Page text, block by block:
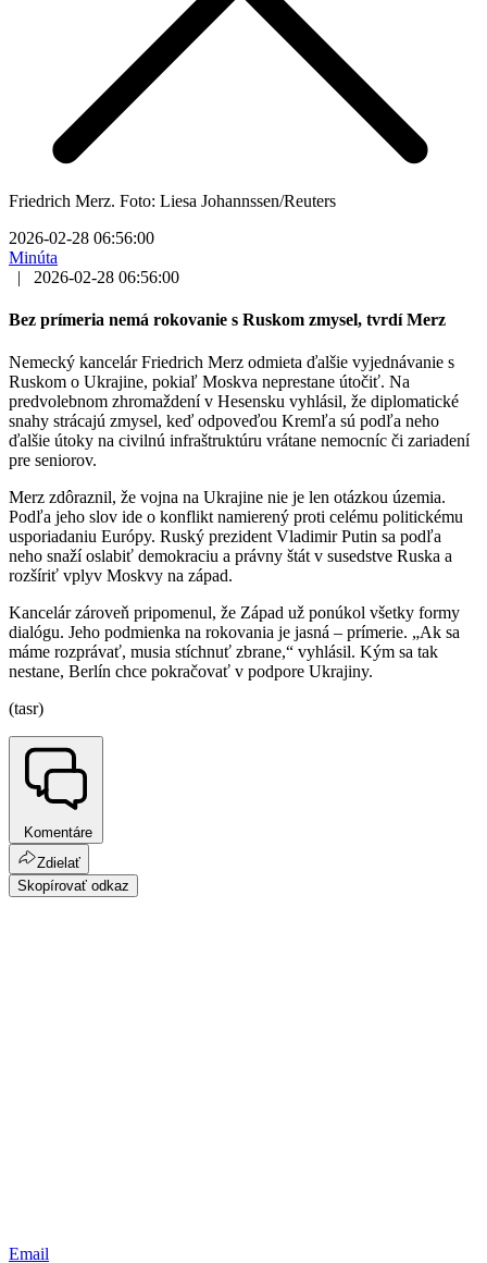
Friedrich Merz. Foto: Liesa Johannssen/Reuters
2026-02-28 06:56:00
Minúta
|
2026-02-28 06:56:00
Bez prímeria nemá rokovanie s Ruskom zmysel, tvrdí Merz
Nemecký kancelár Friedrich Merz odmieta ďalšie vyjednávanie s
Ruskom o Ukrajine, pokiaľ Moskva neprestane útočiť. Na
predvolebnom zhromaždení v Hesensku vyhlásil, že diplomatické
snahy strácajú zmysel, keď odpoveďou Kremľa sú podľa neho
ďalšie útoky na civilnú infraštruktúru vrátane nemocníc či zariadení
pre seniorov.
Merz zdôraznil, že vojna na Ukrajine nie je len otázkou územia.
Podľa jeho slov ide o konflikt namierený proti celému politickému
usporiadaniu Európy. Ruský prezident Vladimir Putin sa podľa
neho snaží oslabiť demokraciu a právny štát v susedstve Ruska a
rozšíriť vplyv Moskvy na západ.
Kancelár zároveň pripomenul, že Západ už ponúkol všetky formy
dialógu. Jeho podmienka na rokovania je jasná – prímerie. „Ak sa
máme rozprávať, musia stíchnuť zbrane,“ vyhlásil. Kým sa tak
nestane, Berlín chce pokračovať v podpore Ukrajiny.
(tasr)
Komentáre
Zdielať
Skopírovať odkaz
Email